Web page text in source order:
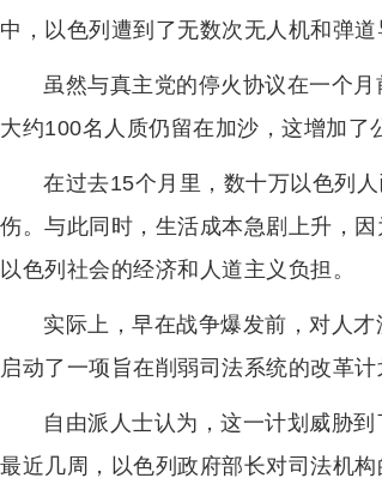
中，以色列遭到了无数次无人机和弹道
虽然与真主党的停火协议在一个
大约100名人质仍留在加沙，这增加了
在过去15个月里，数十万以色列
伤。与此同时，生活成本急剧上升，
以色列社会的经济和人道主义负担。
实际上，早在战争爆发前，对人
启动了一项旨在削弱司法系统的改革
自由派人士认为，这一计划威胁
最近几周，以色列政府部长对司法机